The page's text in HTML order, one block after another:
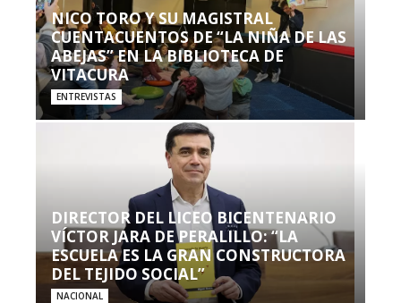
NICO TORO Y SU MAGISTRAL
CUENTACUENTOS DE “LA NIÑA DE LAS
ABEJAS” EN LA BIBLIOTECA DE
VITACURA
ENTREVISTAS
DIRECTOR DEL LICEO BICENTENARIO
VÍCTOR JARA DE PERALILLO: “LA
ESCUELA ES LA GRAN CONSTRUCTORA
DEL TEJIDO SOCIAL”
NACIONAL